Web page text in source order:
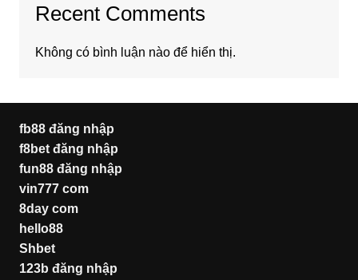
Recent Comments
Không có bình luận nào để hiển thị.
fb88 đăng nhập
f8bet đăng nhập
fun88 đăng nhập
vin777 com
8day com
hello88
Shbet
123b đăng nhập